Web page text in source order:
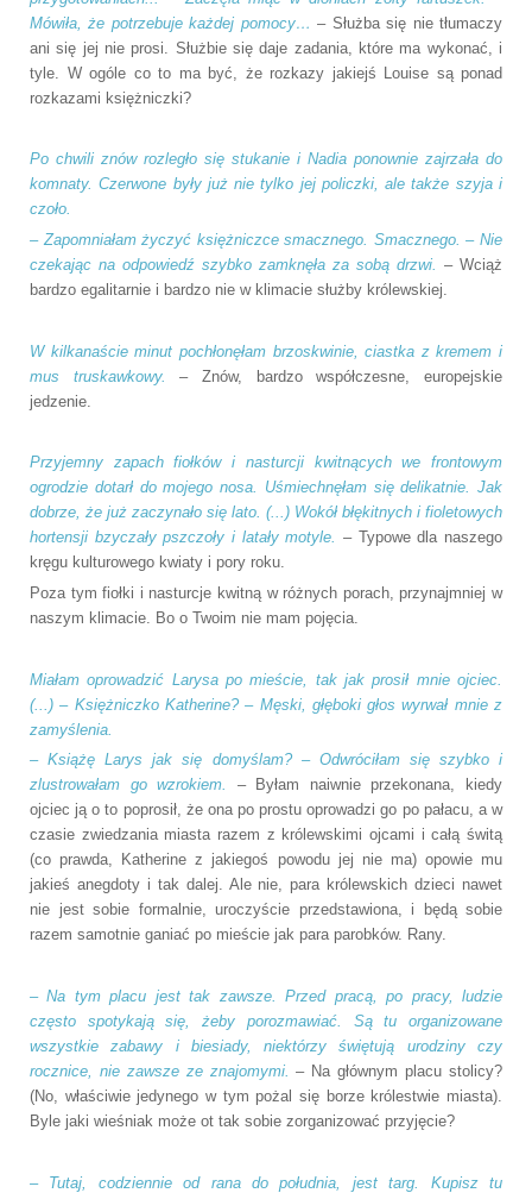
Mówiła, że potrzebuje każdej pomocy…– Służba się nie tłumaczy
ani się jej nie prosi. Służbie się daje zadania, które ma wykonać, i
tyle. W ogóle co to ma być, że rozkazy jakiejś Louise są ponad
rozkazami księżniczki?
Po chwili znów rozległo się stukanie i Nadia ponownie zajrzała do
komnaty. Czerwone były już nie tylko jej policzki, ale także szyja i
czoło.
– Zapomniałam życzyć księżniczce smacznego. Smacznego. – Nie
czekając na odpowiedź szybko zamknęła za sobą drzwi. – Wciąż
bardzo egalitarnie i bardzo nie w klimacie służby królewskiej.
W kilkanaście minut pochłonęłam brzoskwinie, ciastka z kremem i
mus truskawkowy.
– Znów, bardzo współczesne, europejskie
jedzenie.
Przyjemny zapach fiołków i nasturcji kwitnących we frontowym
ogrodzie dotarł do mojego nosa. Uśmiechnęłam się delikatnie. Jak
dobrze, że już zaczynało się lato. (...) Wokół błękitnych i fioletowych
hortensji bzyczały pszczoły i latały motyle. – Typowe dla naszego
kręgu kulturowego kwiaty i pory roku.
Poza tym fiołki i nasturcje kwitną w różnych porach, przynajmniej w
naszym klimacie. Bo o Twoim nie mam pojęcia.
Miałam oprowadzić Larysa po mieście, tak jak prosił mnie ojciec.
(...) – Księżniczko Katherine? – Męski, głęboki głos wyrwał mnie z
zamyślenia.
– Książę Larys jak się domyślam? – Odwróciłam się szybko i
zlustrowałam go wzrokiem. – Byłam naiwnie przekonana, kiedy
ojciec ją o to poprosił, że ona po prostu oprowadzi go po pałacu, a w
czasie zwiedzania miasta razem z królewskimi ojcami i całą świtą
(co prawda, Katherine z jakiegoś powodu jej nie ma) opowie mu
jakieś anegdoty i tak dalej. Ale nie, para królewskich dzieci nawet
nie jest sobie formalnie, uroczyście przedstawiona, i będą sobie
razem samotnie ganiać po mieście jak para parobków. Rany.
– Na tym placu jest tak zawsze. Przed pracą, po pracy, ludzie
często spotykają się, żeby porozmawiać. Są tu organizowane
wszystkie zabawy i biesiady, niektórzy świętują urodziny czy
rocznice, nie zawsze ze znajomymi.– Na głównym placu stolicy?
(No, właściwie jedynego w tym pożal się borze królestwie miasta).
Byle jaki wieśniak może ot tak sobie zorganizować przyjęcie?
– Tutaj, codziennie od rana do południa, jest targ. Kupisz tu